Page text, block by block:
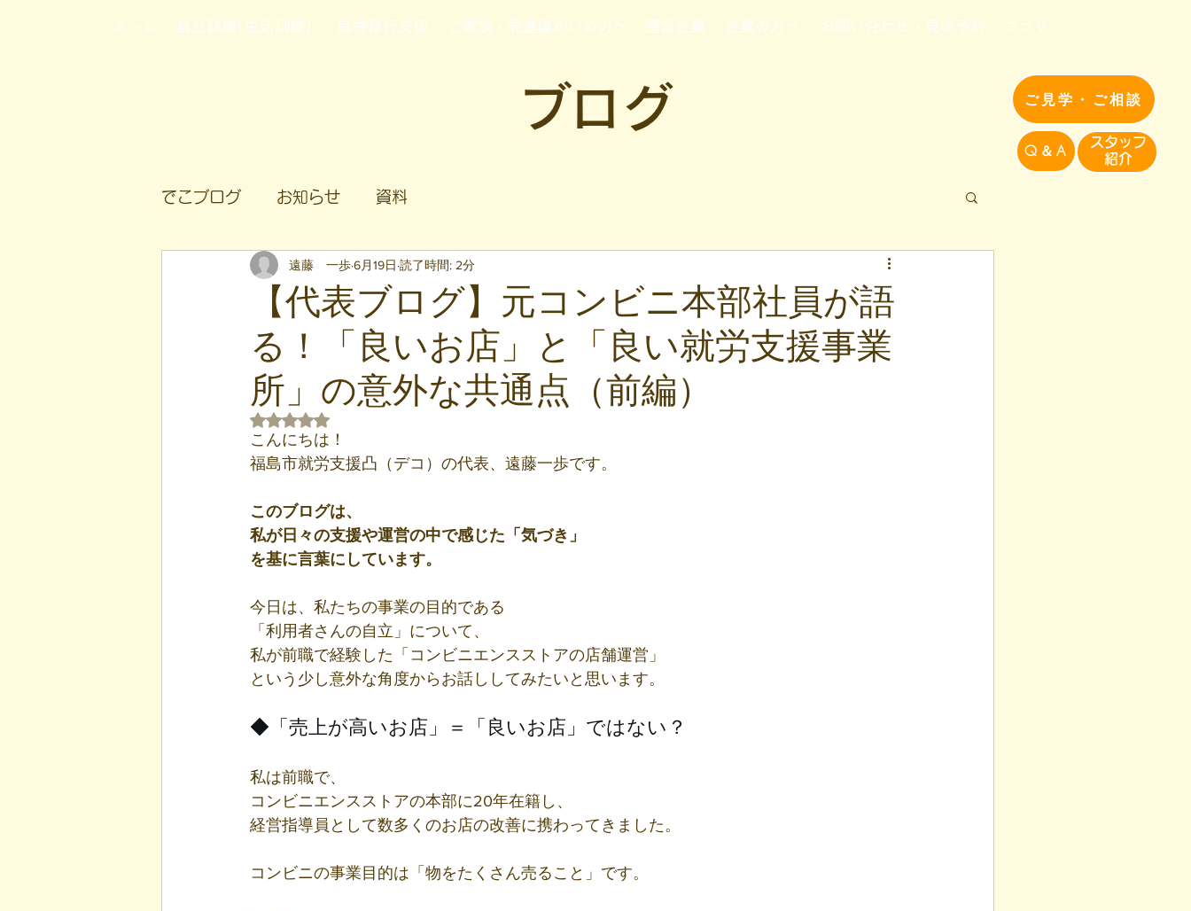
ご見学・ご相談
Q＆A
​スタッフ
紹介​
ホーム 自立訓練(生活訓練) 就労移行支援 ご家族・発達障がいの方へ 運営企業 企業の方へ お問い合わせ・見学予約 ブログ
ブログ
でこブログ お知らせ 資料
【代表ブログ】元コンビニ本部社員が語
る！「良いお店」と「良い就労支援事業
所」の意外な共通点（前編）
遠藤 一歩6月19日 読了時間: 2分
5つ星のうちNaNと評価されています。
こんにちは！
福島市就労支援凸（デコ）の代表、遠藤一歩です。
このブログは、
私が日々の支援や運営の中で感じた「気づき」
を基に言葉にしています。
今日は、私たちの事業の目的である
「利用者さんの自立」について、
私が前職で経験した「コンビニエンスストアの店舗運営」
という少し意外な角度からお話ししてみたいと思います。
◆「売上が高いお店」＝「良いお店」ではない？
私は前職で、
コンビニエンスストアの本部に20年在籍し、
経営指導員として数多くのお店の改善に携わってきました。
コンビニの事業目的は「物をたくさん売ること」です。